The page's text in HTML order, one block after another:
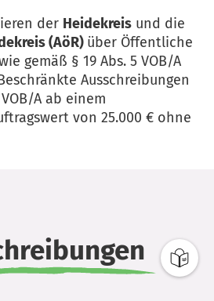
der Heidekreis und die
(AöR) über Öffentliche
gemäß § 19 Abs. 5 VOB/A
Ausschreibungen
A ab einem
von 25.000 € ohne